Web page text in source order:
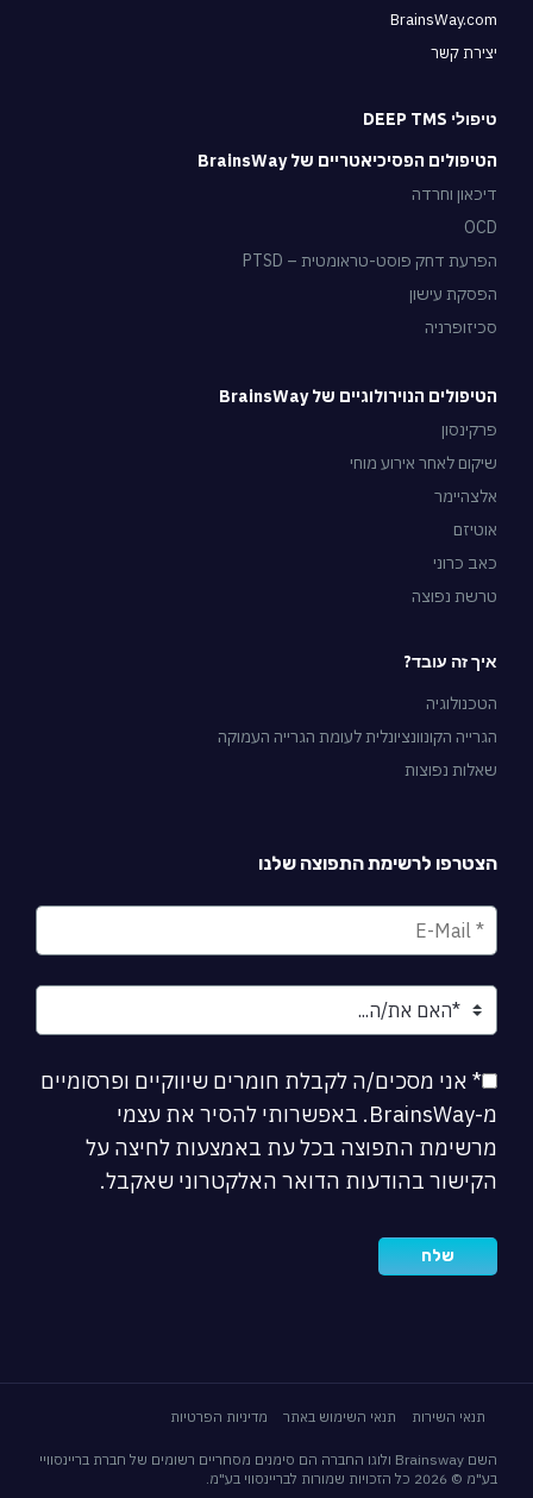
BrainsWay.com
יצירת קשר
טיפולי DEEP TMS
הטיפולים הפסיכיאטריים של BrainsWay
דיכאון וחרדה
OCD
הפרעת דחק פוסט-טראומטית – PTSD
הפסקת עישון
סכיזופרניה
הטיפולים הנוירולוגיים של BrainsWay
פרקינסון
שיקום לאחר אירוע מוחי
אלצהיימר
אוטיזם
כאב כרוני
טרשת נפוצה
איך זה עובד?
הטכנולוגיה
הגרייה הקונוונציונלית לעומת הגרייה העמוקה
שאלות נפוצות
הצטרפו לרשימת התפוצה שלנו
* אני מסכים/ה לקבלת חומרים שיווקיים ופרסומיים
מ-BrainsWay. באפשרותי להסיר את עצמי
מרשימת התפוצה בכל עת באמצעות לחיצה על
הקישור בהודעות הדואר האלקטרוני שאקבל.
תנאי השירות תנאי השימוש באתר מדיניות הפרטיות
השם Brainsway ולוגו החברה הם סימנים מסחריים רשומים של חברת בריינסוויי
בע"מ © 2026 כל הזכויות שמורות לבריינסווי בע"מ.